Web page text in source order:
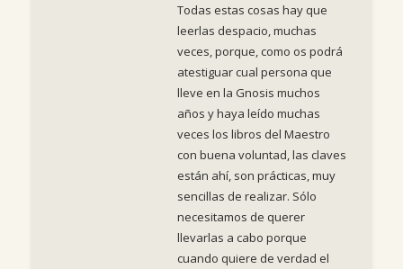
Todas estas cosas hay que
leerlas despacio, muchas
veces, porque, como os podrá
atestiguar cual persona que
lleve en la Gnosis muchos
años y haya leído muchas
veces los libros del Maestro
con buena voluntad, las claves
están ahí, son prácticas, muy
sencillas de realizar. Sólo
necesitamos de querer
llevarlas a cabo porque
cuando quiere de verdad el